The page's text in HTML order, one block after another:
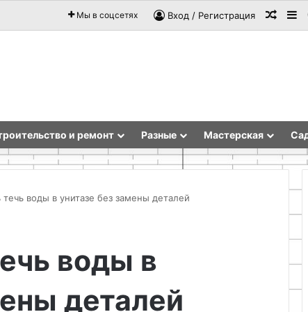
Мы в соцсетях Вход / Регистрация
и ремонт Разные Мастерская
течь воды в унитазе без замены деталей
воды в
деталей
для